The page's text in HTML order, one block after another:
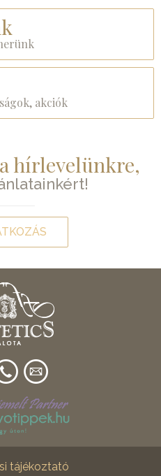
akciók
hírlevelünkre,
tájékoztató